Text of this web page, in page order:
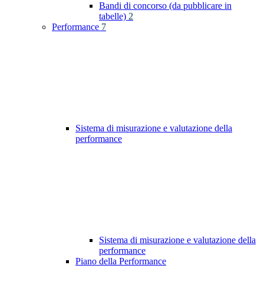
Bandi di concorso (da pubblicare in
tabelle) 2
Performance 7
Sistema di misurazione e valutazione della
performance
Sistema di misurazione e valutazione della
performance
Piano della Performance